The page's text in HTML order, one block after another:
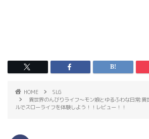
HOME
SLG
異世界のんびりライフ～モン娘とゆるふわな日常:
ルでスローライフを体験しよう！！レビュー！！